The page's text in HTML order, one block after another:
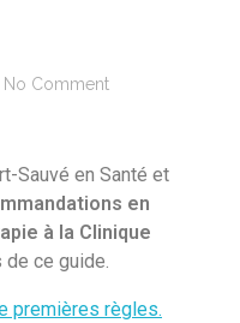
No Comment
Sauvé en Santé et
en
à la Clinique
ce guide.
premières règles.